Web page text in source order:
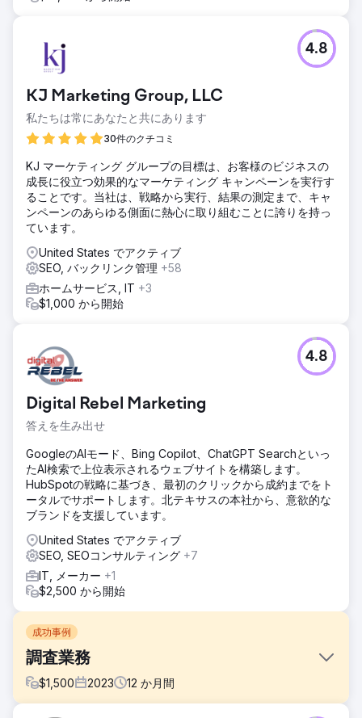
KJ Marketing Group, LLC
私たちは常にあなたと共にあります
30件のクチコミ
4.8
KJ マーケティング グループの目標は、お客様のビジネスの
成長に役立つ効果的なマーケティング キャンペーンを実行す
ることです。当社は、戦略から実行、結果の測定まで、キャ
ンペーンのあらゆる側面に熱心に取り組むことに誇りを持っ
ています。
United States でアクティブ
SEO, バックリンク管理 +58
ホームサービス, IT +3
$1,000 から開始
Digital Rebel Marketing
答えを生み出せ
4.8
GoogleのAIモード、Bing Copilot、ChatGPT Searchといっ
たAI検索で上位表示されるウェブサイトを構築します。
HubSpotの戦略に基づき、最初のクリックから成約までをト
ータルでサポートします。北テキサスの本社から、意欲的な
ブランドを支援しています。
United States でアクティブ
SEO, SEOコンサルティング +7
IT, メーカー +1
$2,500 から開始
成功事例
調査業務
$1,500 2023 12 か月間